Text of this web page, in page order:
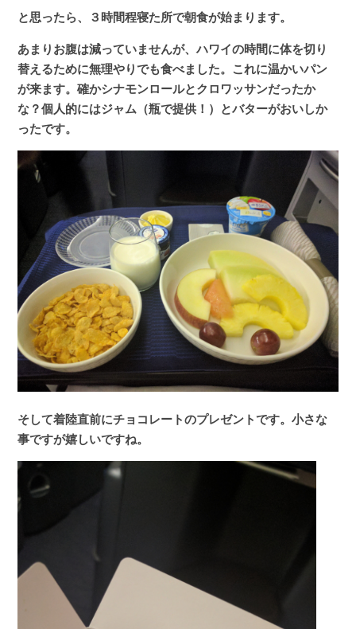
と思ったら、３時間程寝た所で朝食が始まります。
あまりお腹は減っていませんが、ハワイの時間に体を切り
替えるために無理やりでも食べました。これに温かいパン
が来ます。確かシナモンロールとクロワッサンだったか
な？個人的にはジャム（瓶で提供！）とバターがおいしか
ったです。
そして着陸直前にチョコレートのプレゼントです。小さな
事ですが嬉しいですね。